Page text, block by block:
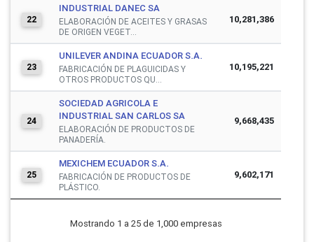
22
INDUSTRIAL DANEC SA
ELABORACIÓN DE ACEITES Y GRASAS
DE ORIGEN VEGET...
10,281,386
23
UNILEVER ANDINA ECUADOR S.A.
FABRICACIÓN DE PLAGUICIDAS Y
OTROS PRODUCTOS QU...
10,195,221
24
SOCIEDAD AGRICOLA E
INDUSTRIAL SAN CARLOS SA
ELABORACIÓN DE PRODUCTOS DE
PANADERÍA.
9,668,435
25
MEXICHEM ECUADOR S.A.
FABRICACIÓN DE PRODUCTOS DE
PLÁSTICO.
9,602,171
Mostrando 1 a 25 de 1,000 empresas